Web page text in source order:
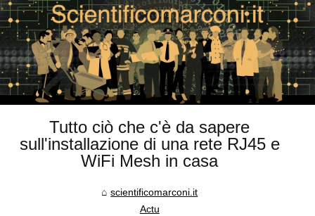
Tutto ciò che c'è da sapere
sull'installazione di una rete RJ45 e
WiFi Mesh in casa
scientificomarconi.it
Actu